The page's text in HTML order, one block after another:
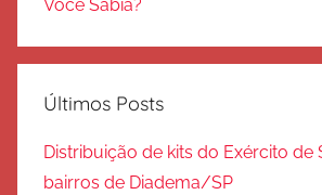
Você Sabia?
Últimos Posts
Distribuição de kits do Exército de
bairros de Diadema/SP